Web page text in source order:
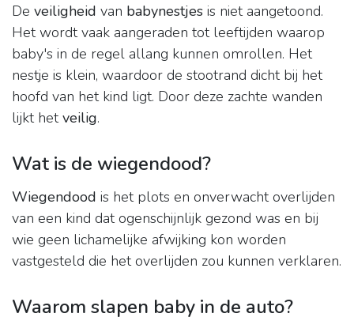
De veiligheid van babynestjes is niet aangetoond.
Het wordt vaak aangeraden tot leeftijden waarop
baby's in de regel allang kunnen omrollen. Het
nestje is klein, waardoor de stootrand dicht bij het
hoofd van het kind ligt. Door deze zachte wanden
lijkt hetveilig.
Wat is de wiegendood?
Wiegendood is het plots en onverwacht overlijden
van een kind dat ogenschijnlijk gezond was en bij
wie geen lichamelijke afwijking kon worden
vastgesteld die het overlijden zou kunnen verklaren.
Waarom slapen baby in de auto?